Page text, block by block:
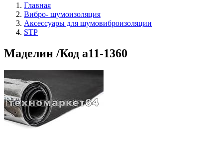
Главная
Вибро- шумоизоляция
Аксессуары для шумовиброизоляции
STP
Маделин /Код a11-1360